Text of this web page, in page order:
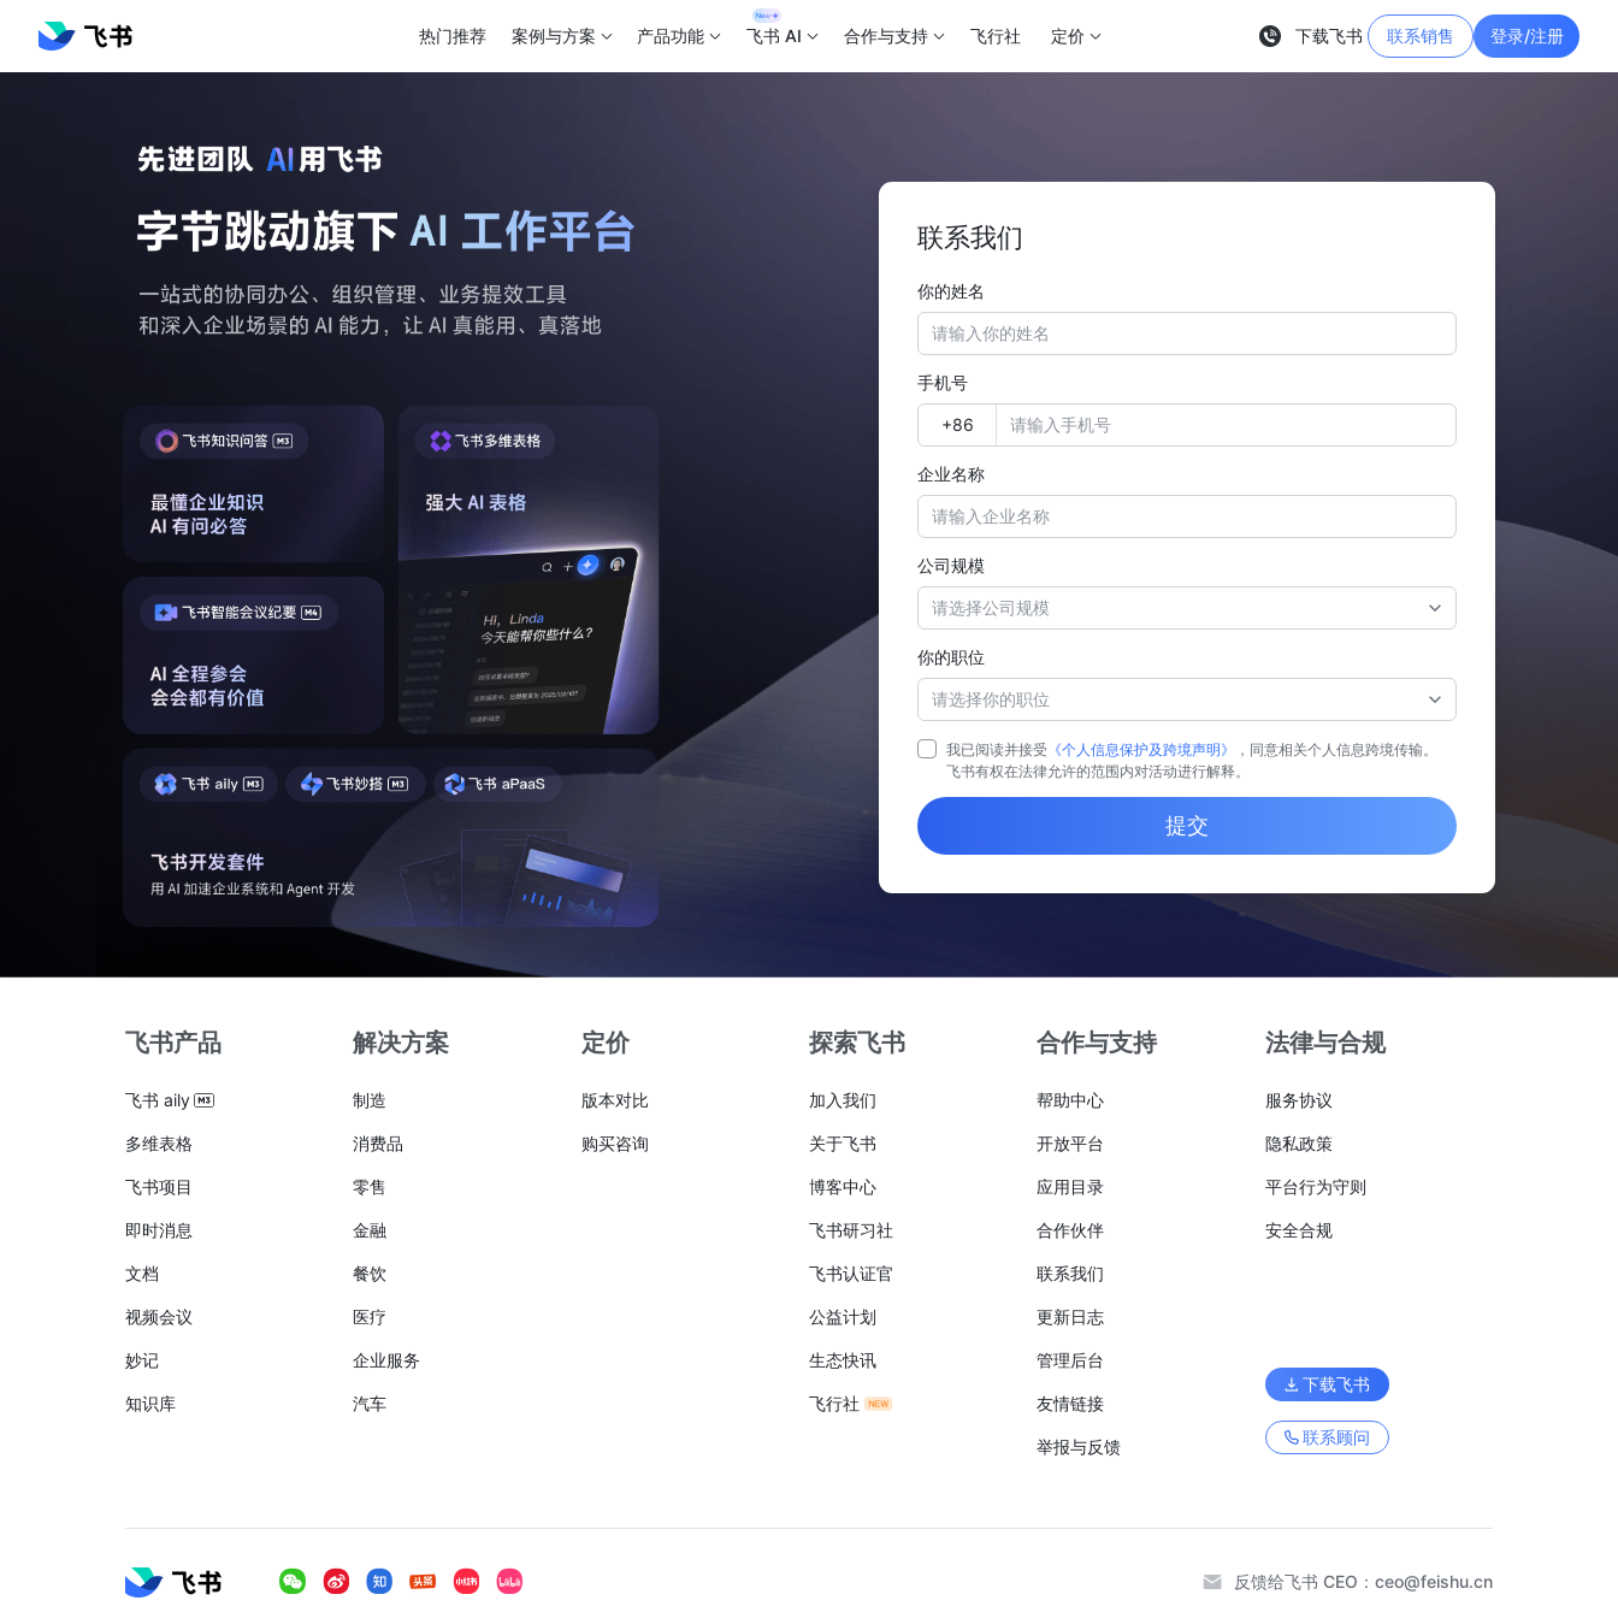
热门推荐 案例与方案 产品功能 飞书 AI 合作与支持 飞行社 定价 下载飞书 联系销售 登录/注册
联系我们
你的姓名
手机号
企业名称
公司规模
请选择公司规模
你的职位
请选择你的职位
我已阅读并接受 《个人信息保护及跨境声明》
，同意相关个人信息跨境传输。
飞书有权在法律允许的范围内对活动进行解释。
提交
飞书产品
飞书 aily
多维表格
飞书项目
即时消息
文档
视频会议
妙记
知识库
解决方案
制造
消费品
零售
金融
餐饮
医疗
企业服务
汽车
定价
版本对比
购买咨询
探索飞书
加入我们
关于飞书
博客中心
飞书研习社
飞书认证官
公益计划
生态快讯
飞行社
合作与支持
帮助中心
开放平台
应用目录
合作伙伴
联系我们
更新日志
管理后台
友情链接
举报与反馈
法律与合规
服务协议
隐私政策
平台行为守则
安全合规
下载飞书
联系顾问
反馈给飞书 CEO： ceo@feishu.cn